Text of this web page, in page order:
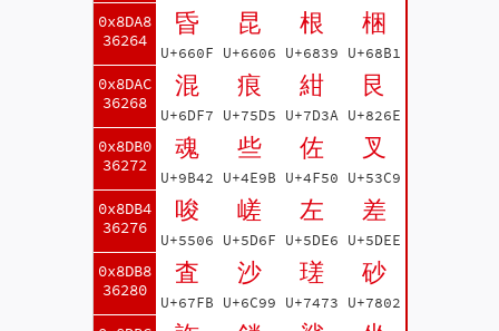
0x8DA8
36264
0x8DAC
36268
0x8DB0
36272
0x8DB4
36276
0x8DB8
36280
昏
U+660F
昆
U+6606
根
U+6839
梱
U+68B1
混
U+6DF7
痕
U+75D5
紺
U+7D3A
艮
U+826E
魂
U+9B42
些
U+4E9B
佐
U+4F50
叉
U+53C9
唆
U+5506
嵯
U+5D6F
左
U+5DE6
差
U+5DEE
査
U+67FB
沙
U+6C99
瑳
U+7473
砂
U+7802